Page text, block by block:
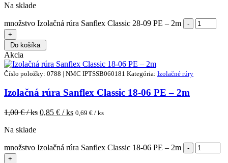
Na sklade
množstvo Izolačná rúra Sanflex Classic 28-09 PE – 2m
Do košíka
Akcia
Číslo položky: 0788 | NMC IPTSSB060181 Kategória: Izolačné rúry
Izolačná rúra Sanflex Classic 18-06 PE – 2m
1,00€ / ks 0,85 € / ks 0,69 € / ks
Na sklade
množstvo Izolačná rúra Sanflex Classic 18-06 PE – 2m